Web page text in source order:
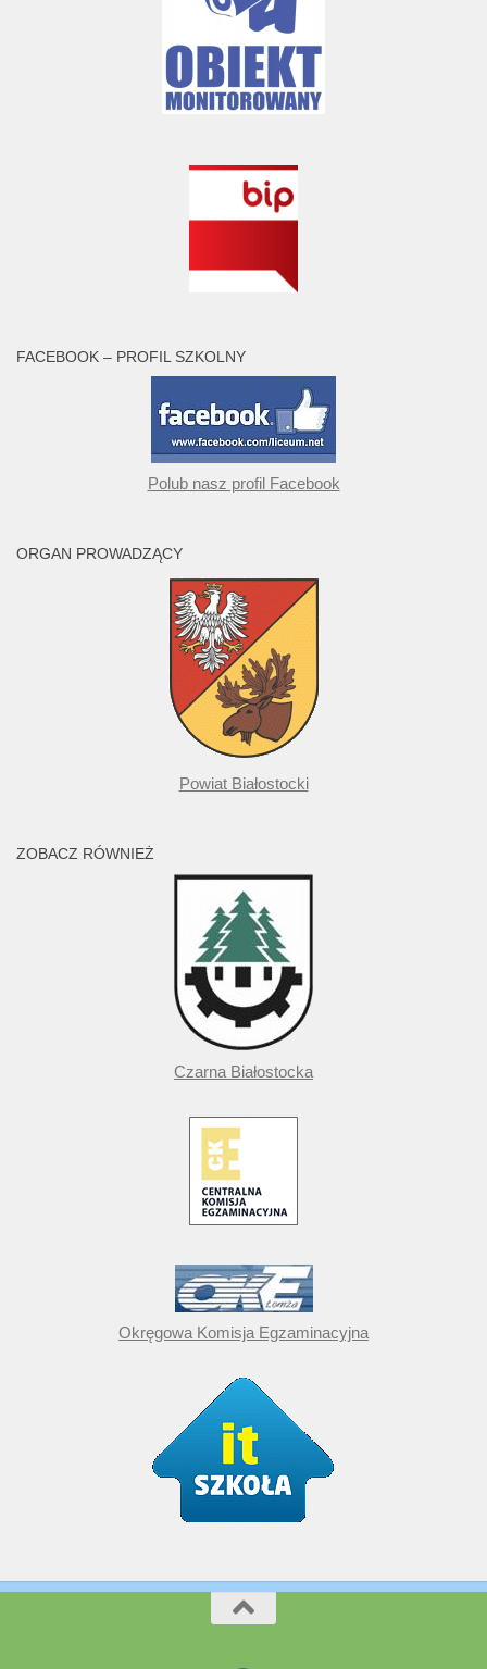
FACEBOOK – PROFIL SZKOLNY
Polub nasz profil Facebook
ORGAN PROWADZĄCY
Powiat Białostocki
ZOBACZ RÓWNIEŻ
Czarna Białostocka
Okręgowa Komisja Egzaminacyjna